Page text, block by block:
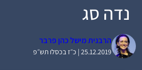
נדה סג
הרבנית מישל כהן פרבר
25.12.2019 | כ״ז בכסלו תש״פ